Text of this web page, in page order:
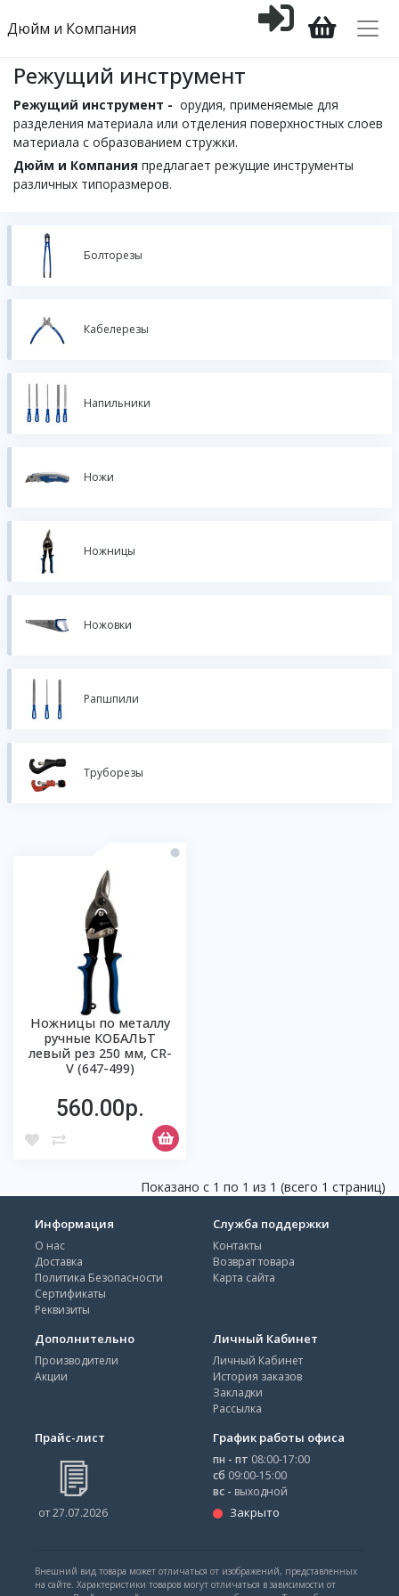
Дюйм и Компания
Режущий инструмент
Режущий инструмент - орудия, применяемые для
разделения материала или отделения поверхностных слоев
материала с образованием стружки.
Дюйм и Компания предлагает режущие инструменты
различных типоразмеров.
Болторезы
Кабелерезы
Напильники
Ножи
Ножницы
Ножовки
Рапшпили
Труборезы
Ножницы по металлу
ручные КОБАЛЬТ
левый рез 250 мм, CR-
V (647-499)
560.00р.
Показано с 1 по 1 из 1 (всего 1 страниц)
Информация
О нас
Доставка
Политика Безопасности
Сертификаты
Реквизиты
Служба поддержки
Контакты
Возврат товара
Карта сайта
Дополнительно
Производители
Акции
Личный Кабинет
Личный Кабинет
История заказов
Закладки
Рассылка
Прайс-лист
от 27.07.2026
График работы офиса
пн - пт 08:00-17:00
сб 09:00-15:00
вс - выходной
Закрыто
Внешний вид товара может отличаться от изображений, представленных
на сайте. Характеристики товаров могут отличаться в зависимости от